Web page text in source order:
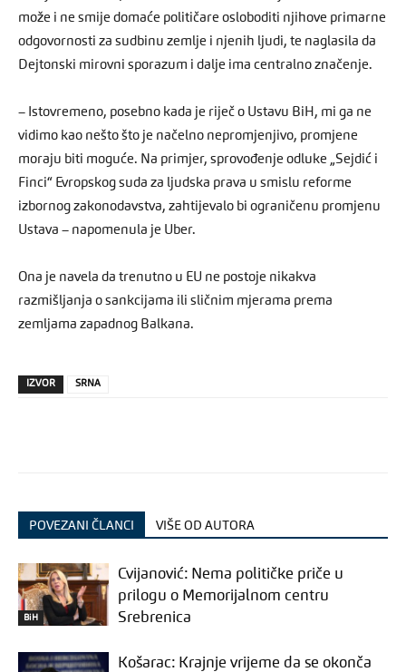
može i ne smije domaće političare osloboditi njihove primarne
odgovornosti za sudbinu zemlje i njenih ljudi, te naglasila da
Dejtonski mirovni sporazum i dalje ima centralno značenje.
– Istovremeno, posebno kada je riječ o Ustavu BiH, mi ga ne
vidimo kao nešto što je načelno nepromjenjivo, promjene
moraju biti moguće. Na primjer, sprovođenje odluke „Sejdić i
Finci“ Evropskog suda za ljudska prava u smislu reforme
izbornog zakonodavstva, zahtijevalo bi ograničenu promjenu
Ustava – napomenula je Uber.
Ona je navela da trenutno u EU ne postoje nikakva
razmišljanja o sankcijama ili sličnim mjerama prema
zemljama zapadnog Balkana.
IZVOR SRNA
POVEZANI ČLANCI VIŠE OD AUTORA
BiH
Cvijanović: Nema političke priče u
prilogu o Memorijalnom centru
Srebrenica
Košarac: Krajnje vrijeme da se okonča